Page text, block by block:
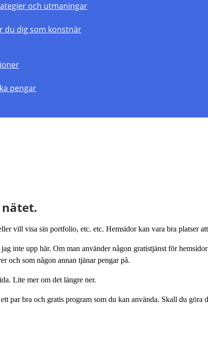
och utmaningar
du dig som konstnär
pengar
vill visa sin portfolio, etc. etc. Hemsidor kan vara bra platser
inte upp här. Om man använder någon gratistjänst för
och som någon annan tjänar pengar på.
Lite mer om det längre ner.
par bra och gratis program som du kan använda. Skall du